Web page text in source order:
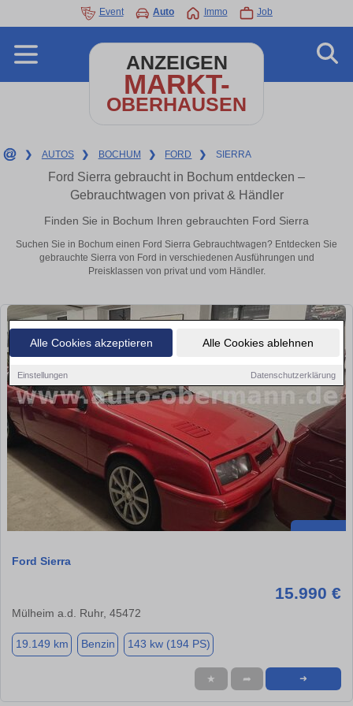
Alle Cookies akzeptieren Alle Cookies ablehnen
Einstellungen Datenschutzerklärung
Event Auto Immo Job
ANZEIGEN
MARKT-
OBERHAUSEN
❯ AUTOS ❯ BOCHUM ❯ FORD ❯ SIERRA
Ford Sierra gebraucht in Bochum entdecken –
Gebrauchtwagen von privat & Händler
Finden Sie in Bochum Ihren gebrauchten Ford Sierra
Suchen Sie in Bochum einen Ford Sierra Gebrauchtwagen? Entdecken Sie
gebrauchte Sierra von Ford in verschiedenen Ausführungen und
Preisklassen von privat und vom Händler.
Ford Sierra
15.990 €
Mülheim a.d. Ruhr, 45472
19.149 km Benzin 143 kw (194 PS)
★ ➦ ➜